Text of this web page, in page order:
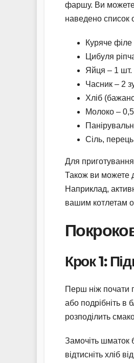
фаршу. Ви можете
наведено список
Куряче
Цибуля
Яйця – 1 шт.
Часник – 2
Хліб
Молоко –
Сіль,
Для
Також ви можете
Наприклад,
вашим котлетам
Крок 1:
Перш ніж почати
або подрібніть в
розподілить
Замочіть шматок
відтисніть хліб